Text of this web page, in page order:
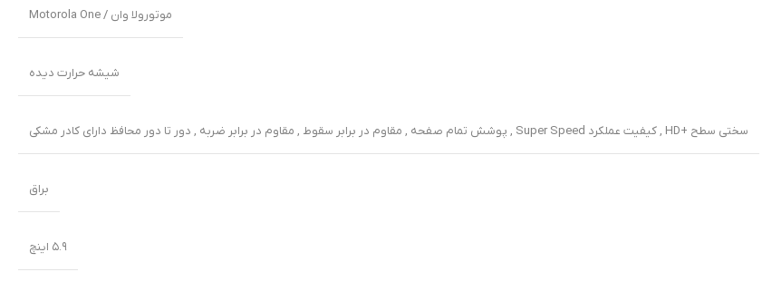
موتورولا وان / Motorola One
شیشه حرارت دیده
سختی سطح +HD , کیفیت عملکرد Super Speed , پوشش تمام صفحه , مقاوم در برابر سقوط , مقاوم در برابر ضربه , دور تا دور محافظ دارای کادر مشکی
براق
۵.۹ اینچ